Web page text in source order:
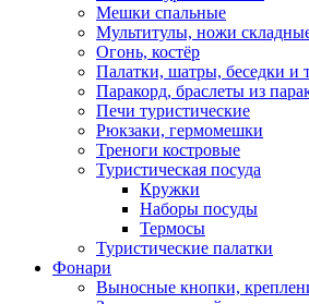
Мешки спальные
Мультитулы, ножи
Огонь, костёр
Палатки, шатры, беседки и
Паракорд, браслеты из
Печи туристические
Рюкзаки, гермомешки
Треноги костровые
Туристическая посуда
Кружки
Наборы посуды
Термосы
Туристические палатки
Фонари
Выносные кнопки,